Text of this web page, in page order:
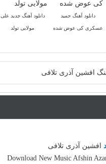
دانلود آهنگ حمید
عسکری کی عوض شده
دانلود آهنگ جدید علی
مولایی تولد
افشین آذری تلافی
افشین آذری تلافی
Download New Music Afshin